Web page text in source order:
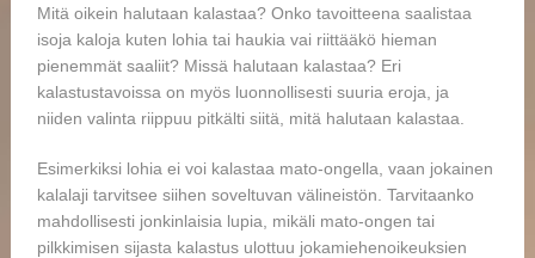
Mitä oikein halutaan kalastaa? Onko tavoitteena saalistaa
isoja kaloja kuten lohia tai haukia vai riittääkö hieman
pienemmät saaliit? Missä halutaan kalastaa? Eri
kalastustavoissa on myös luonnollisesti suuria eroja, ja
niiden valinta riippuu pitkälti siitä, mitä halutaan kalastaa.
Esimerkiksi lohia ei voi kalastaa mato-ongella, vaan jokainen
kalalaji tarvitsee siihen soveltuvan välineistön. Tarvitaanko
mahdollisesti jonkinlaisia lupia, mikäli mato-ongen tai
pilkkimisen sijasta kalastus ulottuu jokamiehenoikeuksien